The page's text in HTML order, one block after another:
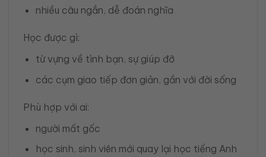
nhiều câu ngắn, dễ đoán nghĩa
Học được gì:
từ vựng về tình bạn, sự giúp đỡ
các cụm giao tiếp đơn giản, gần với đời sống
Phù hợp với ai:
người mất gốc
học sinh, sinh viên mới quay lại học tiếng Anh